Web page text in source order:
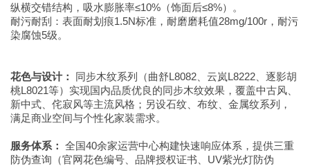
纵横交错结构，吸水膨胀率≤10%（饰面后≤8%）。
耐污耐刮：表面耐划痕1.5N标准，耐磨磨耗值28mg/100r，耐污
染腐蚀5级。
花色与设计：
同步木纹系列（曲舒L8082、云岚L8222、逐影胡
桃L8021等）实现国内品质优良的同步木纹效果，覆盖中古风、
新中式、侘寂风等主流风格；另设石纹、布纹、金属纹系列，
满足商业空间与个性化家装需求。
服务体系： 全国40余家运营中心构建快速响应体系，提供三重
防伪查询（官网花色编号、品牌授权证书、UV紫光灯防伪